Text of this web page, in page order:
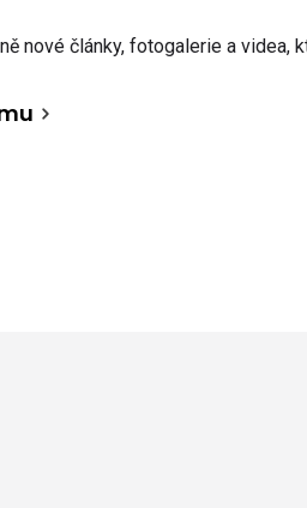
nové články, fotogalerie a videa,